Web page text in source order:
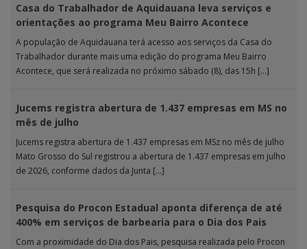
Casa do Trabalhador de Aquidauana leva serviços e
orientações ao programa Meu Bairro Acontece
A população de Aquidauana terá acesso aos serviços da Casa do
Trabalhador durante mais uma edição do programa Meu Bairro
Acontece, que será realizada no próximo sábado (8), das 15h […]
Jucems registra abertura de 1.437 empresas em MS no
mês de julho
Jucems registra abertura de 1.437 empresas em MSz no mês de julho
Mato Grosso do Sul registrou a abertura de 1.437 empresas em julho
de 2026, conforme dados da Junta […]
Pesquisa do Procon Estadual aponta diferença de até
400% em serviços de barbearia para o Dia dos Pais
Com a proximidade do Dia dos Pais, pesquisa realizada pelo Procon